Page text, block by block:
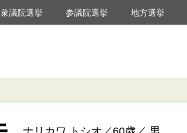
衆議院選挙 参議院選挙 地方選挙